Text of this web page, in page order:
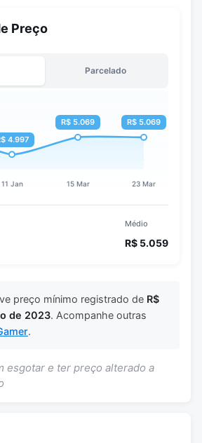
Preço
Parcelado
Médio
R$ 5.059
preço mínimo registrado de R$
de 2023. Acompanhe outras
.
esgotar e ter preço alterado a